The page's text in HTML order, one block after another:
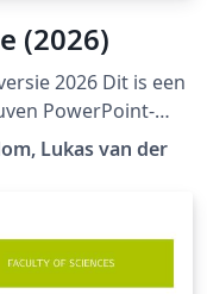
(2026)
Dit is een
PowerPoint-
sjablonen-
Lukas van der